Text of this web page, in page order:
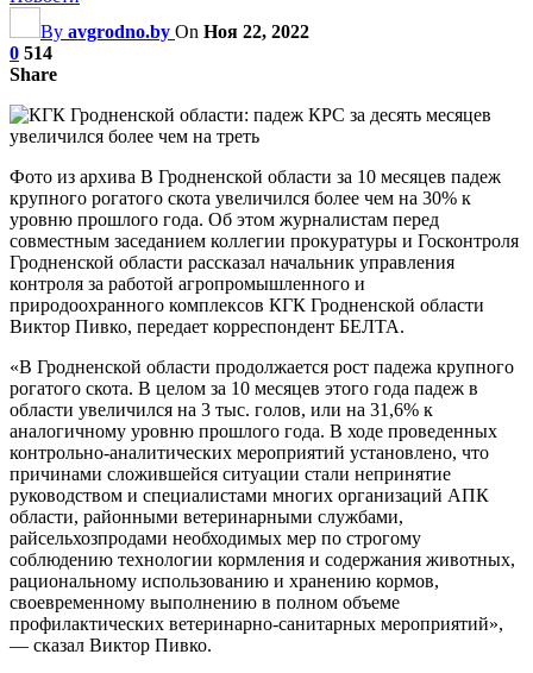
By avgrodno.by On Ноя 22, 2022
0 514
Share
Фото из архива В Гродненской области за 10 месяцев падеж
крупного рогатого скота увеличился более чем на 30% к
уровню прошлого года. Об этом журналистам перед
совместным заседанием коллегии прокуратуры и Госконтроля
Гродненской области рассказал начальник управления
контроля за работой агропромышленного и
природоохранного комплексов КГК Гродненской области
Виктор Пивко, передает корреспондент БЕЛТА.
«В Гродненской области продолжается рост падежа крупного
рогатого скота. В целом за 10 месяцев этого года падеж в
области увеличился на 3 тыс. голов, или на 31,6% к
аналогичному уровню прошлого года. В ходе проведенных
контрольно-аналитических мероприятий установлено, что
причинами сложившейся ситуации стали непринятие
руководством и специалистами многих организаций АПК
области, районными ветеринарными службами,
райсельхозпродами необходимых мер по строгому
соблюдению технологии кормления и содержания животных,
рациональному использованию и хранению кормов,
своевременному выполнению в полном объеме
профилактических ветеринарно-санитарных мероприятий»,
— сказал Виктор Пивко.